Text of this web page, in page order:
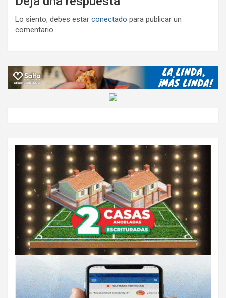
Lo siento, debes estar conectado para publicar un
comentario.